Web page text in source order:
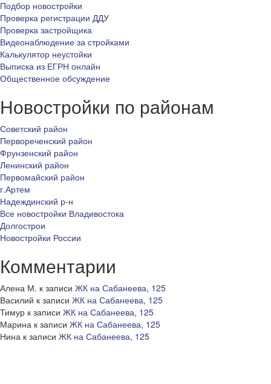
Подбор новостройки
Проверка регистрации ДДУ
Проверка застройщика
Видеонаблюдение за стройками
Калькулятор неустойки
Выписка из ЕГРН онлайн
Общественное обсуждение
Новостройки по районам
Советский район
Первореченский район
Фрунзенский район
Ленинский район
Первомайский район
г.Артем
Надеждинский р-н
Все новостройки Владивостока
Долгострои
Новостройки России
Комментарии
Алена М. к записи ЖК на Сабанеева, 125
Василий к записи ЖК на Сабанеева, 125
Тимур к записи ЖК на Сабанеева, 125
Марина к записи ЖК на Сабанеева, 125
Нина к записи ЖК на Сабанеева, 125